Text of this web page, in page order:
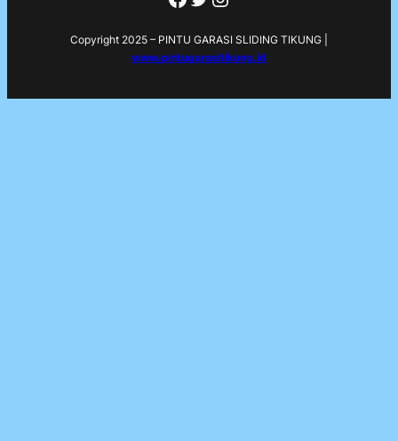
Copyright 2025 – PINTU GARASI SLIDING TIKUNG |
www.pintugarasitikung.id